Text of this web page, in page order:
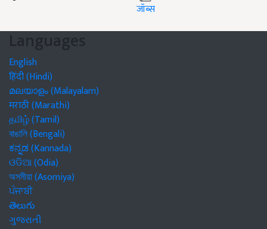
जॉब्स
Languages
English
हिंदी (Hindi)
മലയാളം (Malayalam)
मराठी (Marathi)
தமிழ் (Tamil)
বাঙালি (Bengali)
ಕನ್ನಡ (Kannada)
ଓଡିଆ (Odia)
অসমীয়া (Asomiya)
ਪੰਜਾਬੀ
తెలుగు
ગુજરાતી